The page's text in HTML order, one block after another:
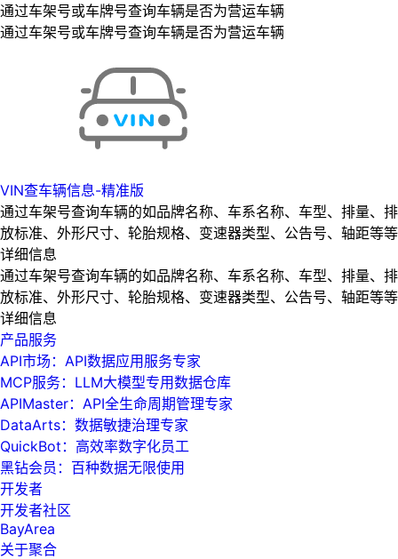
通过车架号或车牌号查询车辆是否为营运车辆
通过车架号或车牌号查询车辆是否为营运车辆
VIN查车辆信息-精准版
通过车架号查询车辆的如品牌名称、车系名称、车型、排量、排
放标准、外形尺寸、轮胎规格、变速器类型、公告号、轴距等等
详细信息
通过车架号查询车辆的如品牌名称、车系名称、车型、排量、排
放标准、外形尺寸、轮胎规格、变速器类型、公告号、轴距等等
详细信息
产品服务
API市场：API数据应用服务专家
MCP服务：LLM大模型专用数据仓库
APIMaster：API全生命周期管理专家
DataArts：数据敏捷治理专家
QuickBot：高效率数字化员工
黑钻会员：百种数据无限使用
开发者
开发者社区
BayArea
关于聚合